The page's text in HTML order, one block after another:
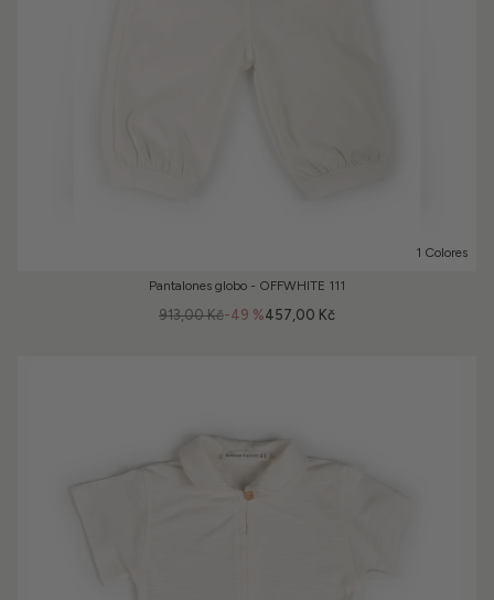
1 Colores
Pantalones globo - OFFWHITE 111
-49 %
913,00 Kč 457,00 Kč